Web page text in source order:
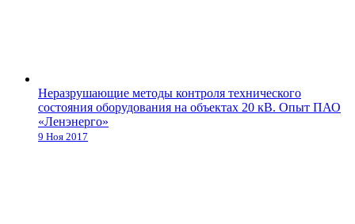
Неразрушающие методы контроля технического
состояния оборудования на объектах 20 кВ. Опыт ПАО
«Ленэнерго»
9 Ноя 2017